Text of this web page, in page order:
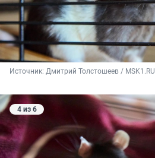
Источник: Дмитрий Толстошеев / MSK1.RU
4 из 6